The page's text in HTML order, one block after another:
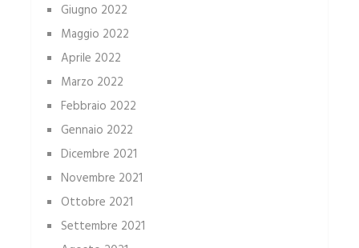
Giugno 2022
Maggio 2022
Aprile 2022
Marzo 2022
Febbraio 2022
Gennaio 2022
Dicembre 2021
Novembre 2021
Ottobre 2021
Settembre 2021